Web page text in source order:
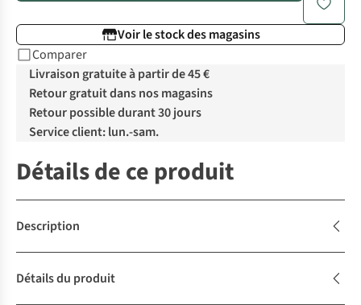
Voir le stock des magasins
Comparer
Livraison gratuite à partir de 45 €
Retour gratuit dans nos magasins
Retour possible durant 30 jours
Service client: lun.-sam.
Détails de ce produit
Description
Détails du produit